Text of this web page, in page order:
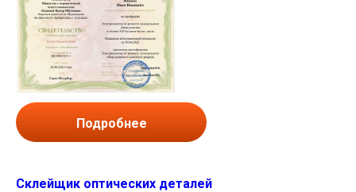
Подробнее
Склейщик оптических деталей